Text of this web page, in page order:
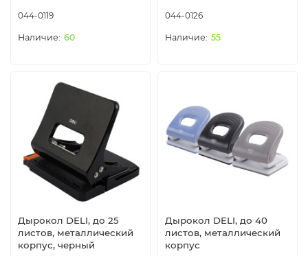
044-0119
60
044-0126
55
Дырокол DELI, до 25
листов, металлический
корпус, черный
Дырокол DELI, до 40
листов, металлический
корпус